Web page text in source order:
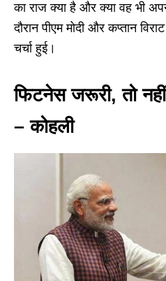
का राज क्या है और क्या वह भी
दौरान पीएम मोदी और कप्तान
चर्चा हुई।
फिटनेस जरूरी, तो
– कोहली